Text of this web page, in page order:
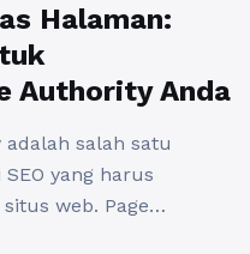
Halaman:
Authority Anda
salah satu
yang harus
web. Page